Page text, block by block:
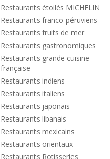
Restaurants étoilés MICHELIN
Restaurants franco-péruviens
Restaurants fruits de mer
Restaurants gastronomiques
Restaurants grande cuisine
française
Restaurants indiens
Restaurants italiens
Restaurants japonais
Restaurants libanais
Restaurants mexicains
Restaurants orientaux
Restaurants Rotisseries